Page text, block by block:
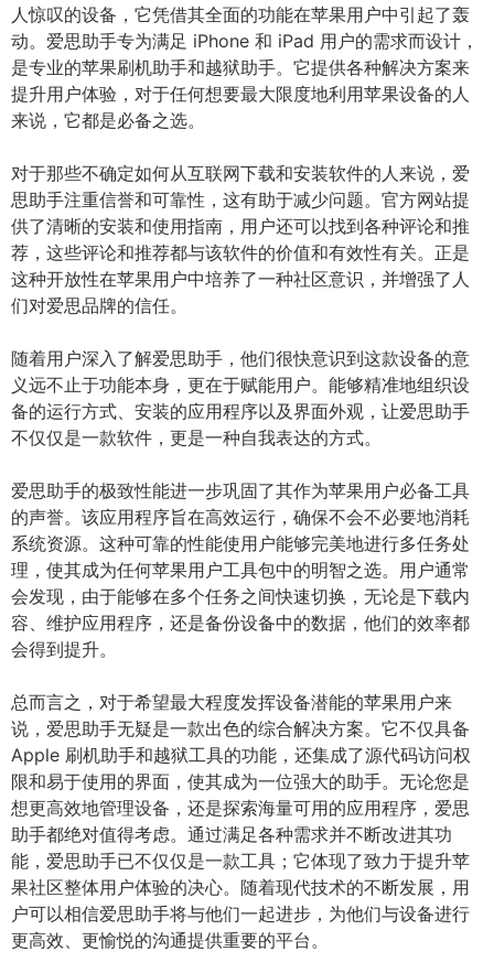
人惊叹的设备，它凭借其全面的功能在苹果用户中引起了轰
动。爱思助手专为满足 iPhone 和 iPad 用户的需求而设计，
是专业的苹果刷机助手和越狱助手。它提供各种解决方案来
提升用户体验，对于任何想要最大限度地利用苹果设备的人
来说，它都是必备之选。
对于那些不确定如何从互联网下载和安装软件的人来说，爱
思助手注重信誉和可靠性，这有助于减少问题。官方网站提
供了清晰的安装和使用指南，用户还可以找到各种评论和推
荐，这些评论和推荐都与该软件的价值和有效性有关。正是
这种开放性在苹果用户中培养了一种社区意识，并增强了人
们对爱思品牌的信任。
随着用户深入了解爱思助手，他们很快意识到这款设备的意
义远不止于功能本身，更在于赋能用户。能够精准地组织设
备的运行方式、安装的应用程序以及界面外观，让爱思助手
不仅仅是一款软件，更是一种自我表达的方式。
爱思助手的极致性能进一步巩固了其作为苹果用户必备工具
的声誉。该应用程序旨在高效运行，确保不会不必要地消耗
系统资源。这种可靠的性能使用户能够完美地进行多任务处
理，使其成为任何苹果用户工具包中的明智之选。用户通常
会发现，由于能够在多个任务之间快速切换，无论是下载内
容、维护应用程序，还是备份设备中的数据，他们的效率都
会得到提升。
总而言之，对于希望最大程度发挥设备潜能的苹果用户来
说，爱思助手无疑是一款出色的综合解决方案。它不仅具备
Apple 刷机助手和越狱工具的功能，还集成了源代码访问权
限和易于使用的界面，使其成为一位强大的助手。无论您是
想更高效地管理设备，还是探索海量可用的应用程序，爱思
助手都绝对值得考虑。通过满足各种需求并不断改进其功
能，爱思助手已不仅仅是一款工具；它体现了致力于提升苹
果社区整体用户体验的决心。随着现代技术的不断发展，用
户可以相信爱思助手将与他们一起进步，为他们与设备进行
更高效、更愉悦的沟通提供重要的平台。